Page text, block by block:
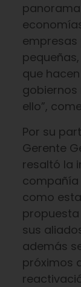
panorama
empresas
que
gobiernos
ello”,
Por su
Gerente
resaltó la
compañía
como
sus
además
próximos